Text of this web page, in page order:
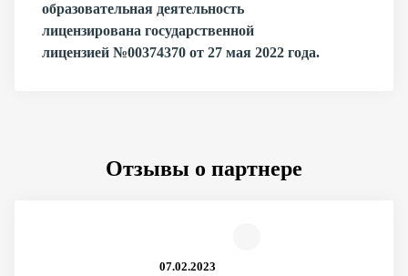
образовательная деятельность
лицензирована государственной
лицензией №00374370 от 27 мая 2022 года.
Отзывы о партнере
07.02.2023